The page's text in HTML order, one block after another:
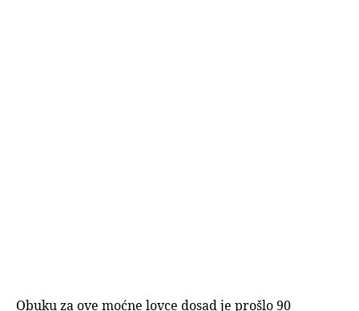
Obuku za ove moćne lovce dosad je prošlo 90